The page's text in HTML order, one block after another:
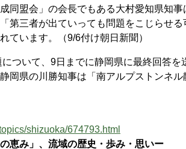
同盟会」の会長でもある大村愛知県知
第三者が出ていっても問題をこじらせ
ています。（9/6付け朝日新聞）
ついて、9日までに静岡県に最終回答を
岡県の川勝知事は「南アルプストンネ
shizuoka/674793.html
恵み」、流域の歴史・歩み・思いー